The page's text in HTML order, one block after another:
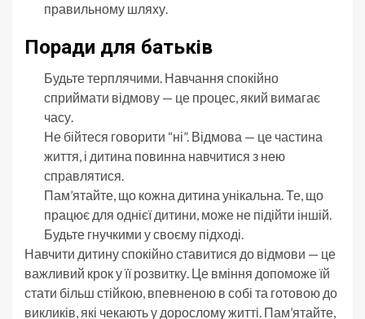
правильному шляху.
Поради для батьків
Будьте терплячими. Навчання спокійно
сприймати відмову — це процес, який вимагає
часу.
Не бійтеся говорити “ні”. Відмова — це частина
життя, і дитина повинна навчитися з нею
справлятися.
Пам’ятайте, що кожна дитина унікальна. Те, що
працює для однієї дитини, може не підійти іншій.
Будьте гнучкими у своєму підході.
Навчити дитину спокійно ставитися до відмови — це
важливий крок у її розвитку. Це вміння допоможе їй
стати більш стійкою, впевненою в собі та готовою до
викликів, які чекають у дорослому житті. Пам’ятайте,